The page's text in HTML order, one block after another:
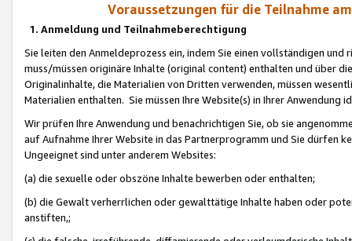
Voraussetzungen für die Teilnahme
1. Anmeldung und Teilnahmeberechtigung
Sie leiten den Anmeldeprozess ein, indem Sie einen vollständigen
muss/müssen originäre Inhalte (original content) enthalten und über
Originalinhalte, die Materialien von Dritten verwenden, müssen
Materialien enthalten. Sie müssen Ihre Website(s) in Ihrer Anwendung
Wir prüfen Ihre Anwendung und benachrichtigen Sie, ob sie
auf Aufnahme Ihrer Website in das Partnerprogramm und Sie dürfen
Ungeeignet sind unter anderem Websites:
(a) die sexuelle oder obszöne Inhalte bewerben oder enthalten;
(b) die Gewalt verherrlichen oder gewalttätige Inhalte haben oder
anstiften,;